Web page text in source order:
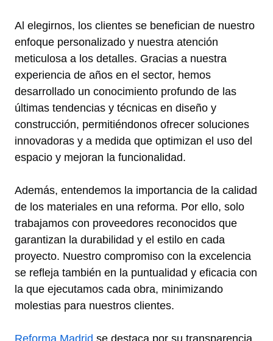
Al elegirnos, los clientes se benefician de nuestro
enfoque personalizado y nuestra atención
meticulosa a los detalles. Gracias a nuestra
experiencia de años en el sector, hemos
desarrollado un conocimiento profundo de las
últimas tendencias y técnicas en diseño y
construcción, permitiéndonos ofrecer soluciones
innovadoras y a medida que optimizan el uso del
espacio y mejoran la funcionalidad.
Además, entendemos la importancia de la calidad
de los materiales en una reforma. Por ello, solo
trabajamos con proveedores reconocidos que
garantizan la durabilidad y el estilo en cada
proyecto. Nuestro compromiso con la excelencia
se refleja también en la puntualidad y eficacia con
la que ejecutamos cada obra, minimizando
molestias para nuestros clientes.